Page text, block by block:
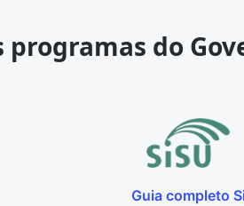
programas do
Guia completo